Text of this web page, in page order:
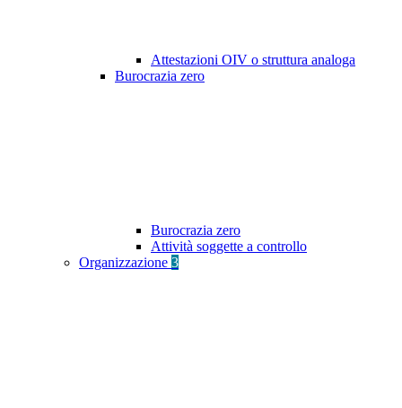
Attestazioni OIV o struttura analoga
Burocrazia zero
Burocrazia zero
Attività soggette a controllo
Organizzazione 3